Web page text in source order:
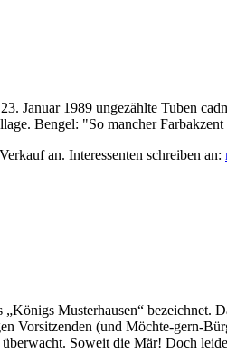
Januar 1989 ungezählte Tuben
Bengel: "So mancher
an. Interessenten schreiben an:
Musterhausen“ bezeichnet.
Vorsitzenden (und Möchte-gern-
Soweit die Mär! Doch